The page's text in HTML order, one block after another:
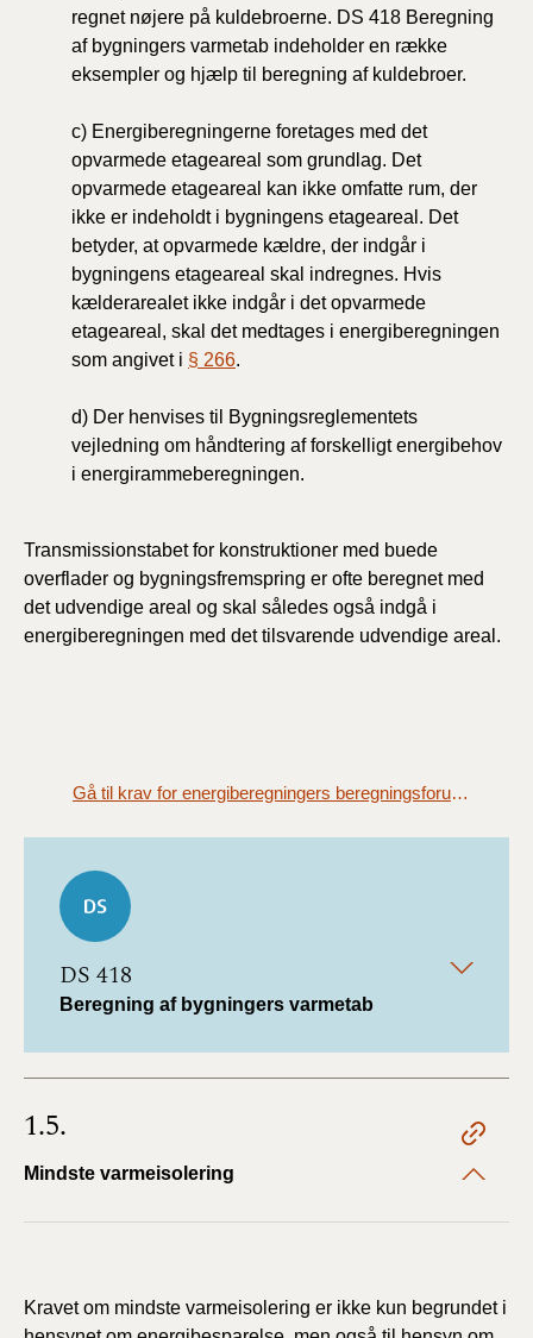
regnet nøjere på kuldebroerne. DS 418 Beregning
af bygningers varmetab indeholder en række
eksempler og hjælp til beregning af kuldebroer.
c) Energiberegningerne foretages med det
opvarmede etageareal som grundlag. Det
opvarmede etageareal kan ikke omfatte rum, der
ikke er indeholdt i bygningens etageareal. Det
betyder, at opvarmede kældre, der indgår i
bygningens etageareal skal indregnes. Hvis
kælderarealet ikke indgår i det opvarmede
etageareal, skal det medtages i energiberegningen
som angivet i § 266.
d) Der henvises til Bygningsreglementets
vejledning om håndtering af forskelligt energibehov
i energirammeberegningen.
Transmissionstabet for konstruktioner med buede
overflader og bygningsfremspring er ofte beregnet med
det udvendige areal og skal således også indgå i
energiberegningen med det tilsvarende udvendige areal.
Gå til krav for energiberegningers beregningsforudsætninger (§ 256)
DS 418
Beregning af bygningers varmetab
1.5.
Mindste varmeisolering
Kravet om mindste varmeisolering er ikke kun begrundet i